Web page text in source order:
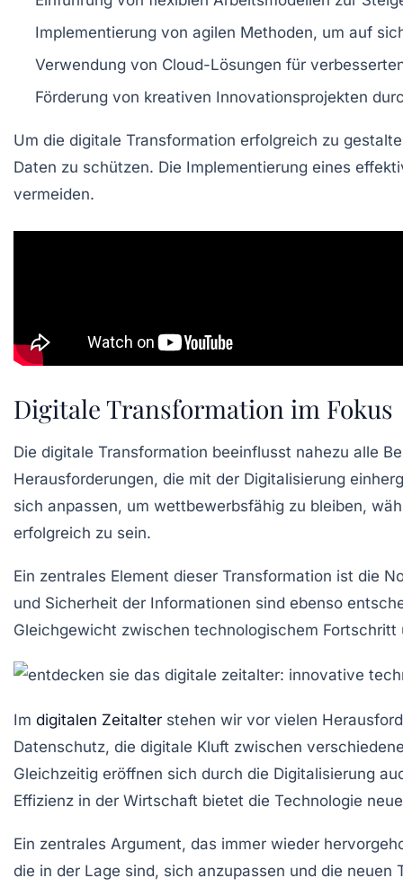
Implementierung von agilen Methoden, um auf
Verwendung von Cloud-Lösungen für
Förderung von kreativen Innovationsprojekten
Um die digitale Transformation erfolgreich zu
Daten zu schützen. Die Implementierung eines
vermeiden.
Digitale Transformation im Fokus
Die digitale Transformation beeinflusst nahezu alle
Herausforderungen, die mit der Digitalisierung
sich anpassen, um wettbewerbsfähig zu bleiben,
erfolgreich zu sein.
Ein zentrales Element dieser Transformation ist die
und Sicherheit der Informationen sind ebenso
Gleichgewicht zwischen technologischem
Im digitalen Zeitalter stehen wir vor vielen
Datenschutz, die digitale Kluft zwischen
Gleichzeitig eröffnen sich durch die Digitalisierung
Effizienz in der Wirtschaft bietet die Technologie
Ein zentrales Argument, das immer wieder
die in der Lage sind, sich anzupassen und die